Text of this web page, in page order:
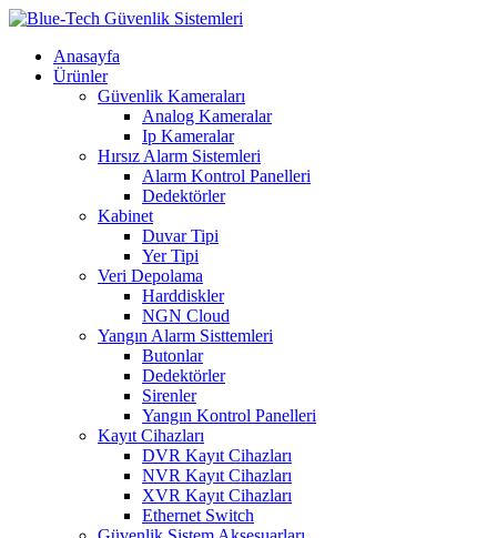
Anasayfa
Ürünler
Güvenlik Kameraları
Analog Kameralar
Ip Kameralar
Hırsız Alarm Sistemleri
Alarm Kontrol Panelleri
Dedektörler
Kabinet
Duvar Tipi
Yer Tipi
Veri Depolama
Harddiskler
NGN Cloud
Yangın Alarm Sisttemleri
Butonlar
Dedektörler
Sirenler
Yangın Kontrol Panelleri
Kayıt Cihazları
DVR Kayıt Cihazları
NVR Kayıt Cihazları
XVR Kayıt Cihazları
Ethernet Switch